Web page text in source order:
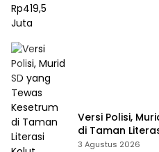
Versi Polisi,
di Taman
Beraliran Listrik
3 Agustus 2026